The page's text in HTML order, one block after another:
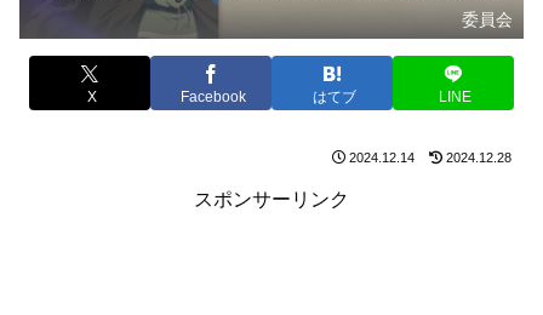
委員会
X Facebook はてブ LINE
2024.12.14 2024.12.28
スポンサーリンク